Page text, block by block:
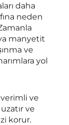
daha
neden
manyetit
ve
yol
verimli ve
ve
korur.